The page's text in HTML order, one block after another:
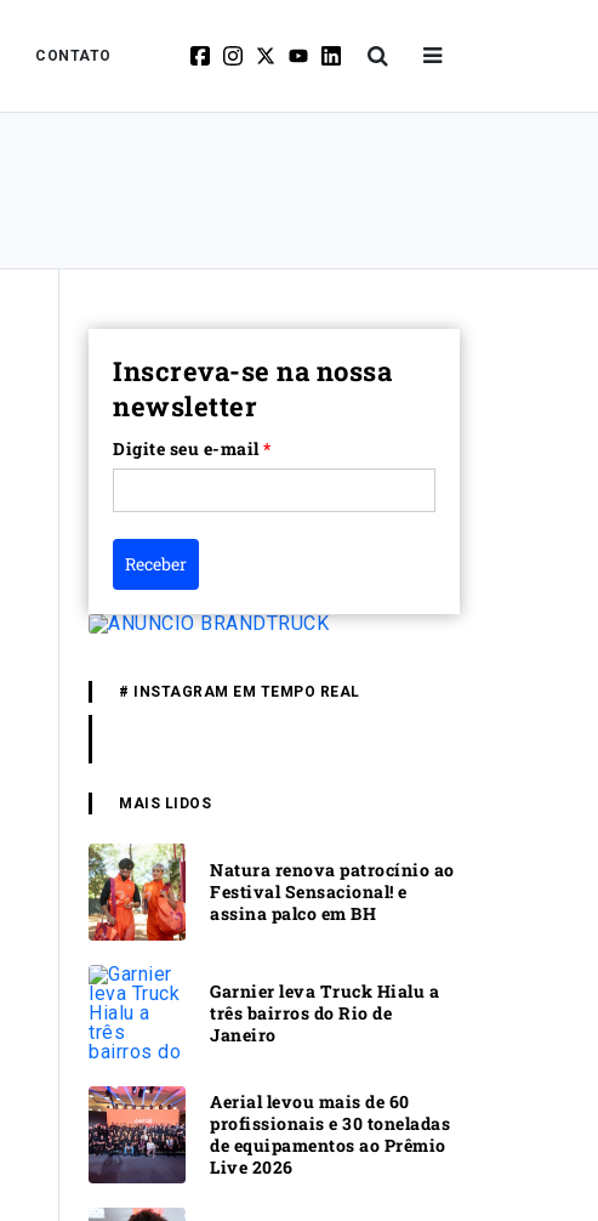
CONTATO
Inscreva-se na nossa
newsletter
Digite seu e-mail*
Receber
# INSTAGRAM EM TEMPO REAL
MAIS LIDOS
Natura renova patrocínio ao
Festival Sensacional! e
assina palco em BH
Garnier leva Truck Hialu a
três bairros do Rio de
Janeiro
Aerial levou mais de 60
profissionais e 30 toneladas
de equipamentos ao Prêmio
Live 2026